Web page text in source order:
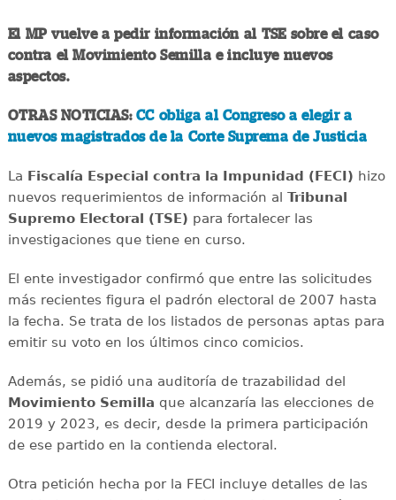
El MP vuelve a pedir información al TSE sobre el caso
contra el Movimiento Semilla e incluye nuevos
aspectos.
OTRAS NOTICIAS:CC obliga al Congreso a elegir a
nuevos magistrados de la Corte Suprema de Justicia
La Fiscalía Especial contra la Impunidad (FECI) hizo
nuevos requerimientos de información al Tribunal
Supremo Electoral (TSE) para fortalecer las
investigaciones que tiene en curso.
El ente investigador confirmó que entre las solicitudes
más recientes figura el padrón electoral de 2007 hasta
la fecha. Se trata de los listados de personas aptas para
emitir su voto en los últimos cinco comicios.
Además, se pidió una auditoría de trazabilidad del
Movimiento Semilla que alcanzaría las elecciones de
2019 y 2023, es decir, desde la primera participación
de ese partido en la contienda electoral.
Otra petición hecha por la FECI incluye detalles de las